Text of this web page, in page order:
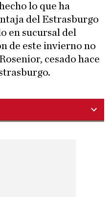
lo que ha
del Estrasburgo
en sucursal del
de este invierno no
cesado hace